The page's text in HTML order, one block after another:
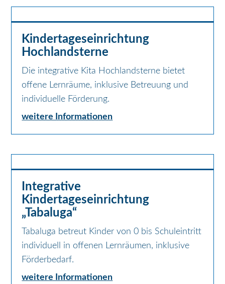
Kindertageseinrichtung
Hochlandsterne
Die integrative Kita Hochlandsterne bietet
offene Lernräume, inklusive Betreuung und
individuelle Förderung.
weitere Informationen
Integrative
Kindertageseinrichtung
„Tabaluga“
Tabaluga betreut Kinder von 0 bis Schuleintritt
individuell in offenen Lernräumen, inklusive
Förderbedarf.
weitere Informationen